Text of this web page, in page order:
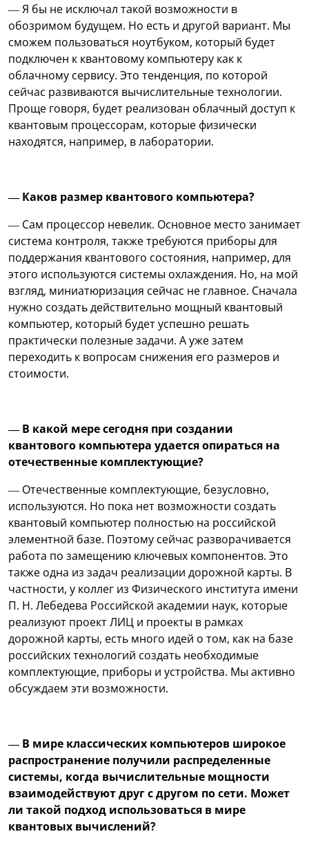
— Я бы не исключал такой возможности в
обозримом будущем. Но есть и другой вариант. Мы
сможем пользоваться ноутбуком, который будет
подключен к квантовому компьютеру как к
облачному сервису. Это тенденция, по которой
сейчас развиваются вычислительные технологии.
Проще говоря, будет реализован облачный доступ к
квантовым процессорам, которые физически
находятся, например, в лаборатории.
— Каков размер квантового компьютера?
— Сам процессор невелик. Основное место занимает
система контроля, также требуются приборы для
поддержания квантового состояния, например, для
этого используются системы охлаждения. Но, на мой
взгляд, миниатюризация сейчас не главное. Сначала
нужно создать действительно мощный квантовый
компьютер, который будет успешно решать
практически полезные задачи. А уже затем
переходить к вопросам снижения его размеров и
стоимости.
— В какой мере сегодня при создании
квантового компьютера удается опираться на
отечественные комплектующие?
— Отечественные комплектующие, безусловно,
используются. Но пока нет возможности создать
квантовый компьютер полностью на российской
элементной базе. Поэтому сейчас разворачивается
работа по замещению ключевых компонентов. Это
также одна из задач реализации дорожной карты. В
частности, у коллег из Физического института имени
П. Н. Лебедева Российской академии наук, которые
реализуют проект ЛИЦ и проекты в рамках
дорожной карты, есть много идей о том, как на базе
российских технологий создать необходимые
комплектующие, приборы и устройства. Мы активно
обсуждаем эти возможности.
— В мире классических компьютеров широкое
распространение получили распределенные
системы, когда вычислительные мощности
взаимодействуют друг с другом по сети. Может
ли такой подход использоваться в мире
квантовых вычислений?